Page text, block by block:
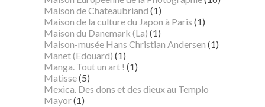
Maison de Chateaubriand (1)
Maison de la culture du Japon à Paris (1)
Maison du Danemark (La) (1)
Maison-musée Hans Christian Andersen (1)
Manet (Edouard) (1)
Manga. Tout un art ! (1)
Matisse(5)
Mexica. Des dons et des dieux au Templo
Mayor(1)